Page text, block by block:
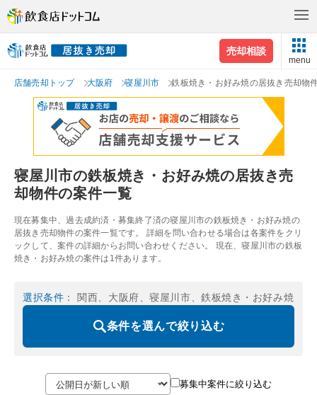
売却相談
menu
店舗売却トップ 大阪府 寝屋川市 鉄板焼き・お好み焼の居抜き売却物
寝屋川市の鉄板焼き・お好み焼の居抜き売
却物件の案件一覧
現在募集中、過去成約済・募集終了済の寝屋川市の鉄板焼き・お好み焼の
居抜き売却物件の案件一覧です。 詳細を問い合わせる場合は各案件をクリ
ックして、案件の詳細からお問い合わせください。 現在、寝屋川市の鉄板
焼き・お好み焼の案件は1件あります。
選択条件 ： 関西、大阪府、寝屋川市、鉄板焼き・お好み焼
条件を選んで絞り込む
募集中案件に絞り込む